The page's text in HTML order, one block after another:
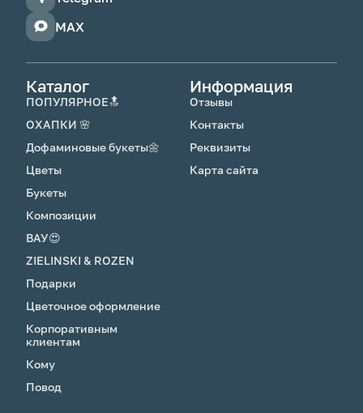
букетом.
Особенности ухода за розами
🌸Чтобы продлить жизнь бутонов, не снимай
верхние неказистые лепестки (рубашку) -
они защищают бутон от внешней среды.
🌸Не допускай попадания воды на лепестки.
MAX
Каталог
ПОПУЛЯРНОЕ🔝
ОХАПКИ 🌸
Дофаминовые букеты🌼
Цветы
Букеты
Композиции
ВАУ😍
ZIELINSKI & ROZEN
Подарки
Цветочное оформление
Корпоративным
клиентам
Кому
Повод
Информация
Отзывы
Контакты
Реквизиты
Карта сайта